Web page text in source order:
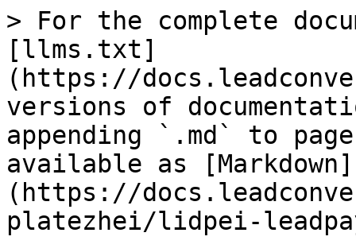
> For the complete
[llms.txt]
(https://
versions of
appending `.md` to
available as [Markdown]
(https://
platezhei/lidpei-